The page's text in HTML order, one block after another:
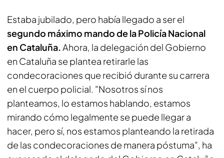
Estaba jubilado, pero había llegado a ser el
segundo máximo mando de la Policía Nacional
en Cataluña.Ahora, la delegación del Gobierno
en Cataluña se plantea retirarle las
condecoraciones que recibió durante su carrera
en el cuerpo policial. "Nosotros sí nos
planteamos, lo estamos hablando, estamos
mirando cómo legalmente se puede llegar a
hacer, pero sí, nos estamos planteando la retirada
de las condecoraciones de manera póstuma", ha